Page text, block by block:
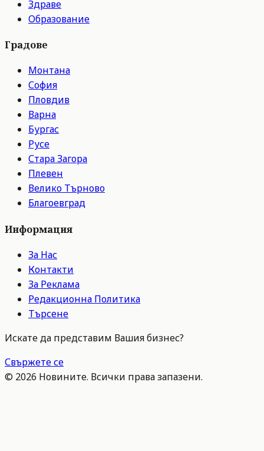
Здраве
Образование
Градове
Монтана
София
Пловдив
Варна
Бургас
Русе
Стара Загора
Плевен
Велико Търново
Благоевград
Информация
За Нас
Контакти
За Реклама
Редакционна Политика
Търсене
Искате да представим Вашия бизнес?
Свържете се
© 2026 Новините. Всички права запазени.